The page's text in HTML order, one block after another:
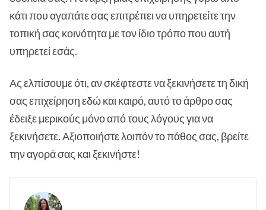
κάτι που αγαπάτε σας επιτρέπει να υπηρετείτε την
τοπική σας κοινότητα με τον ίδιο τρόπο που αυτή
υπηρετεί εσάς.
Ας ελπίσουμε ότι, αν σκέφτεστε να ξεκινήσετε τη δική
σας επιχείρηση εδώ και καιρό, αυτό το άρθρο σας
έδειξε μερικούς μόνο από τους λόγους για να
ξεκινήσετε. Αξιοποιήστε λοιπόν το πάθος σας, βρείτε
την αγορά σας και ξεκινήστε!